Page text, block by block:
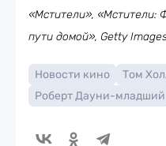
«Мстители», «Мстители:
пути домой», Getty
Новости кино
Том
Роберт Дауни-младший